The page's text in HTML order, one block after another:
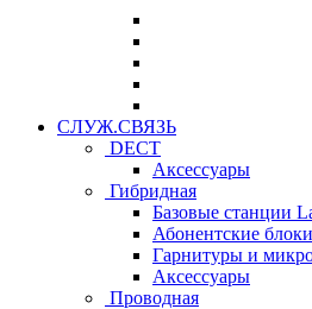
СЛУЖ.СВЯЗЬ
DECT
Аксессуары
Гибридная
Базовые станции
Абонентские
Гарнитуры и
Аксессуары
Проводная